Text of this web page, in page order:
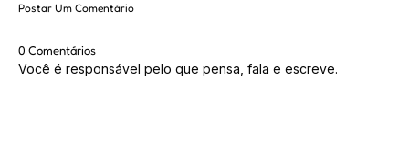
Postar Um Comentário
0 Comentários
Você é responsável pelo que pensa, fala e escreve.